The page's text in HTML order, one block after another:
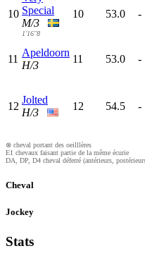
10 Special
M/3
1'16"8
10 53.0 -
11
Apeldoorn
H/3
11 53.0 -
12
Jolted
H/3
12 54.5 -
⊗ cheval portant des oeilllères
E1 chevaux faisant partie de la même écurie
DA, DP, D4 cheval déferré (antérieurs,
Cheval
Jockey
Stats